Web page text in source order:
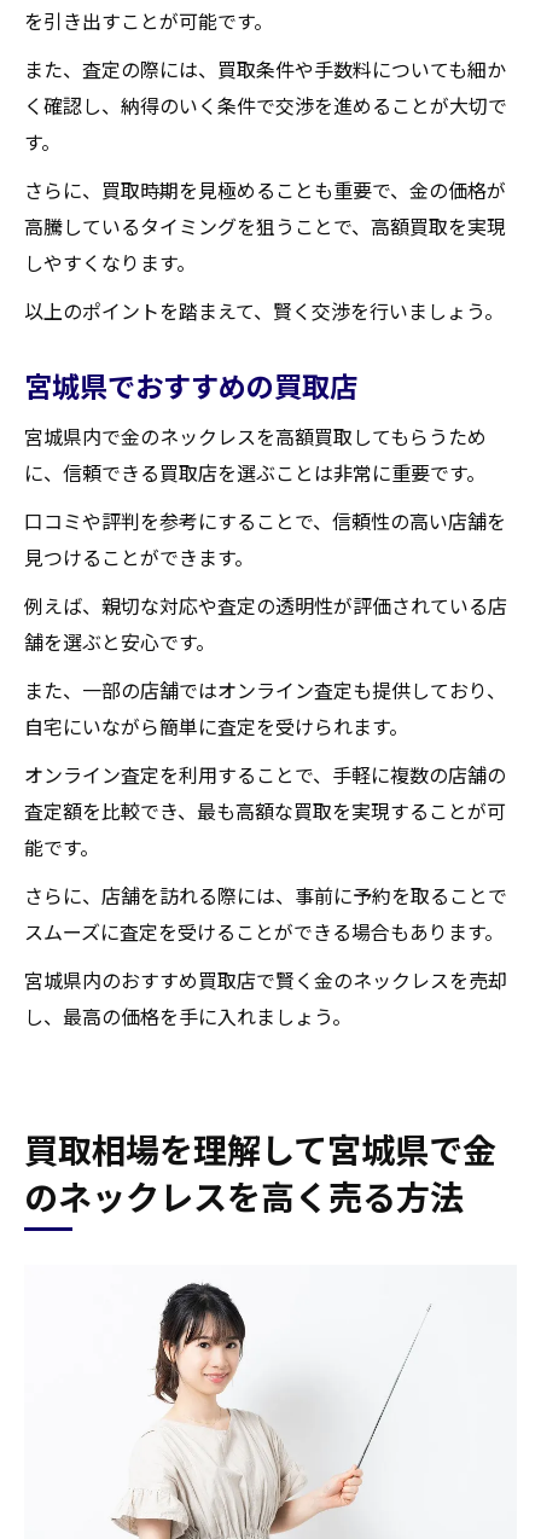
を引き出すことが可能です。
また、査定の際には、買取条件や手数料についても細か
く確認し、納得のいく条件で交渉を進めることが大切で
す。
さらに、買取時期を見極めることも重要で、金の価格が
高騰しているタイミングを狙うことで、高額買取を実現
しやすくなります。
以上のポイントを踏まえて、賢く交渉を行いましょう。
宮城県でおすすめの買取店
宮城県内で金のネックレスを高額買取してもらうため
に、信頼できる買取店を選ぶことは非常に重要です。
口コミや評判を参考にすることで、信頼性の高い店舗を
見つけることができます。
例えば、親切な対応や査定の透明性が評価されている店
舗を選ぶと安心です。
また、一部の店舗ではオンライン査定も提供しており、
自宅にいながら簡単に査定を受けられます。
オンライン査定を利用することで、手軽に複数の店舗の
査定額を比較でき、最も高額な買取を実現することが可
能です。
さらに、店舗を訪れる際には、事前に予約を取ることで
スムーズに査定を受けることができる場合もあります。
宮城県内のおすすめ買取店で賢く金のネックレスを売却
し、最高の価格を手に入れましょう。
買取相場を理解して宮城県で金
のネックレスを高く売る方法